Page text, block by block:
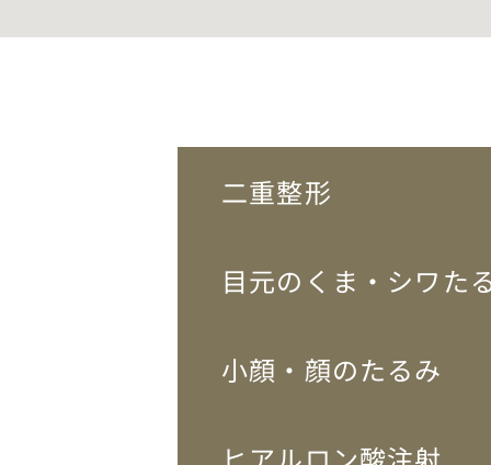
二重整形
目元のくま・シワた
小顔・顔のたるみ